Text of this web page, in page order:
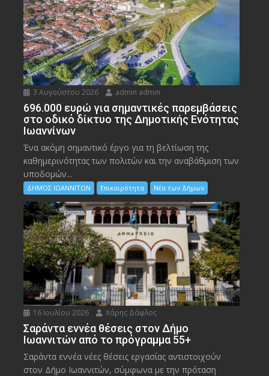
3 Αυγούστου 2026 admin admin
696.000 ευρώ για σημαντικές παρεμβάσεις
στο οδικό δίκτυο της Δημοτικής Ενότητας
Ιωαννίνων
Ένα ακόμη σημαντικό έργο για τη βελτίωση της
καθημερινότητας των πολιτών και την αναβάθμιση των
υποδομών...
ΔΗΜΟΣ ΙΩΑΝΝΙΤΩΝ Επικαιρότητα Νέα των Δήμων
16 Ιουλίου 2026 Χάρης Δάφλος
Σαράντα εννέα θέσεις στον Δήμο
Ιωαννιτών από το πρόγραμμα 55+
Σαράντα εννέα νέες θέσεις εργασίας αντιστοιχούν
στον Δήμο Ιωαννιτών, σύμφωνα με την πρόταση